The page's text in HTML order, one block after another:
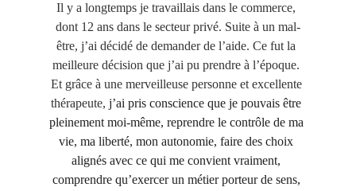
Il y a longtemps je travaillais dans le commerce,
dont 12 ans dans le secteur privé. Suite à un mal-
être, j’ai décidé de demander de l’aide. Ce fut la
meilleure décision que j’ai pu prendre à l’époque.
Et grâce à une merveilleuse personne et excellente
thérapeute, j’ai pris conscience que je pouvais être
pleinement moi-même, reprendre le contrôle de ma
vie, ma liberté, mon autonomie, faire des choix
alignés avec ce qui me convient vraiment,
comprendre qu’exercer un métier porteur de sens,